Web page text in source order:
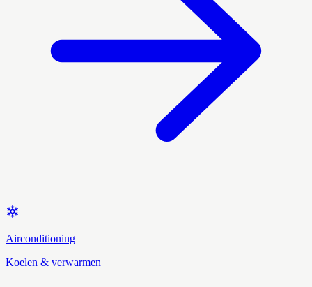
Airconditioning
Koelen & verwarmen